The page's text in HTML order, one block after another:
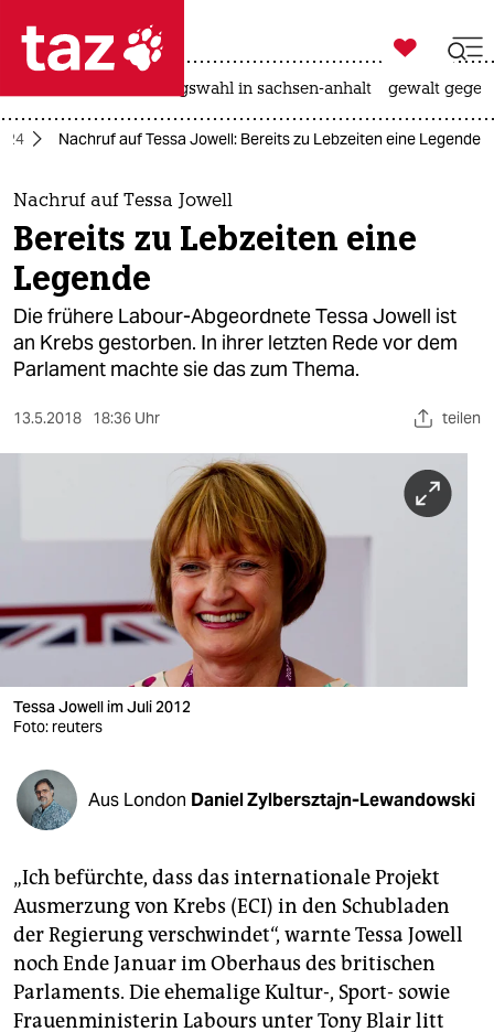
 taz zahl ich
taz zahl ich
themen
politik
öko
gesellschaft
sport
nord
wahrheit
verlag
verlag
veranstaltungen
shop
fragen & hilfe
unterstützen
abo
genossenschaft
epaper login

taz zahl ich
landtagswahl in sachsen-anhalt gewalt
Nachruf auf Tessa Jowell: Bereits zu Lebzeiten eine Legende
Nachruf auf Tessa Jowell
Bereits zu Lebzeiten eine
Legende
Die frühere Labour-Abgeordnete Tessa Jowell ist
an Krebs gestorben. In ihrer letzten Rede vor dem
Parlament machte sie das zum Thema.
13.5.2018 18:36 Uhr teilen
Tessa Jowell im Juli 2012
Foto: reuters
Aus London Daniel Zylbersztajn-Lewandowski
„Ich befürchte, dass das internationale Projekt
Ausmerzung von Krebs (ECI) in den Schubladen
der Regierung verschwindet“, warnte Tessa Jowell
noch Ende Januar im Oberhaus des britischen
Parlaments. Die ehemalige Kultur-, Sport- sowie
Frauenministerin Labours unter Tony Blair litt